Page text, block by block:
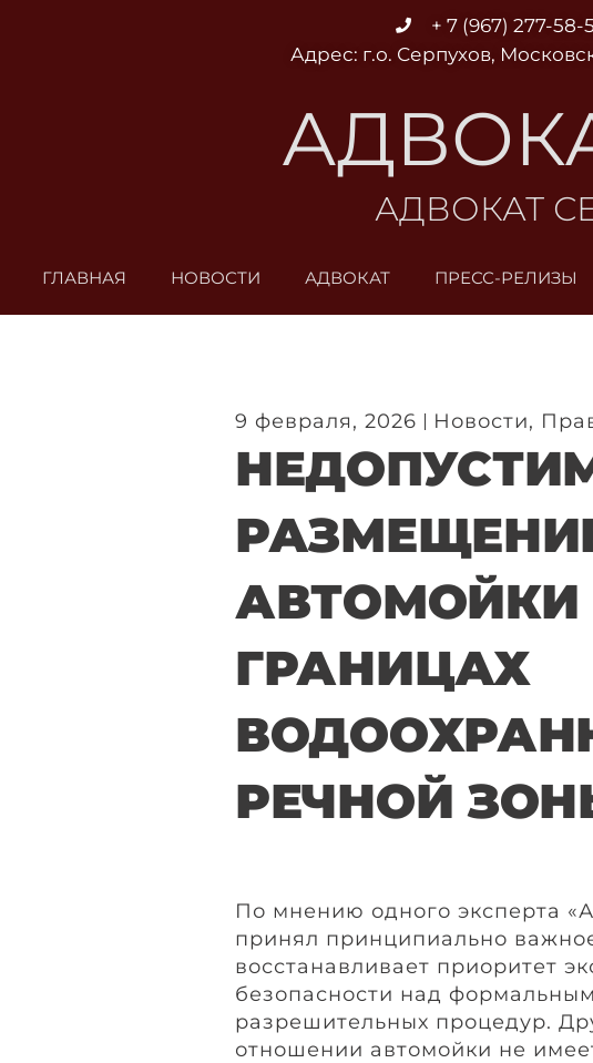
+ 7 (967) 277-58-
Адрес: г.о. Серпухов,
АДВОКАТ
ГЛАВНАЯ НОВОСТИ АДВОКАТ ПРЕСС-РЕЛИЗЫ
9 февраля, 2026 Новости,
АВТОМОЙКИ
ГРАНИЦАХ
РЕЧНОЙ
По мнению одного эксперта
принял принципиально
восстанавливает приоритет
безопасности над
разрешительных процедур.
отношении автомойки не